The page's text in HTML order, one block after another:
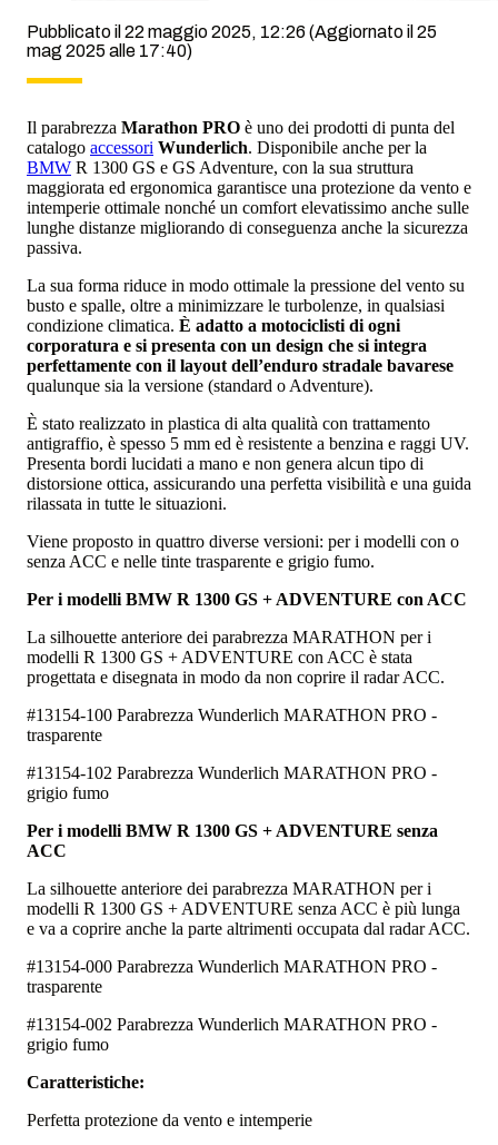
Pubblicato il 22 maggio 2025, 12:26 (Aggiornato il 25
mag 2025 alle 17:40)
Il parabrezza Marathon PRO è uno dei prodotti di punta del
catalogo accessori Wunderlich. Disponibile anche per la
BMW R 1300 GS e GS Adventure, con la sua struttura
maggiorata ed ergonomica garantisce una protezione da vento e
intemperie ottimale nonché un comfort elevatissimo anche sulle
lunghe distanze migliorando di conseguenza anche la sicurezza
passiva.
La sua forma riduce in modo ottimale la pressione del vento su
busto e spalle, oltre a minimizzare le turbolenze, in qualsiasi
condizione climatica. È adatto a motociclisti di ogni
corporatura e si presenta con un design che si integra
perfettamente con il layout dell’enduro stradale bavarese
qualunque sia la versione (standard o Adventure).
È stato realizzato in plastica di alta qualità con trattamento
antigraffio, è spesso 5 mm ed è resistente a benzina e raggi UV.
Presenta bordi lucidati a mano e non genera alcun tipo di
distorsione ottica, assicurando una perfetta visibilità e una guida
rilassata in tutte le situazioni.
Viene proposto in quattro diverse versioni: per i modelli con o
senza ACC e nelle tinte trasparente e grigio fumo.
Per i modelli BMW R 1300 GS + ADVENTURE con ACC
La silhouette anteriore dei parabrezza MARATHON per i
modelli R 1300 GS + ADVENTURE con ACC è stata
progettata e disegnata in modo da non coprire il radar ACC.
#13154-100 Parabrezza Wunderlich MARATHON PRO -
trasparente
#13154-102 Parabrezza Wunderlich MARATHON PRO -
grigio fumo
Per i modelli BMW R 1300 GS + ADVENTURE senza
ACC
La silhouette anteriore dei parabrezza MARATHON per i
modelli R 1300 GS + ADVENTURE senza ACC è più lunga
e va a coprire anche la parte altrimenti occupata dal radar ACC.
#13154-000 Parabrezza Wunderlich MARATHON PRO -
trasparente
#13154-002 Parabrezza Wunderlich MARATHON PRO -
grigio fumo
Caratteristiche:
Perfetta protezione da vento e intemperie